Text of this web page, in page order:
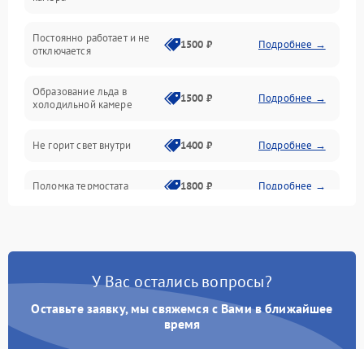
Постоянно работает и не
отключается
1500 ₽ Подробнее →
Образование льда в
холодильной камере
1500 ₽ Подробнее →
Не горит свет внутри 1400 ₽ Подробнее →
Поломка термостата 1800 ₽ Подробнее →
Образование конденсата
1800 ₽ Подробнее →
У Вас остались вопросы?
Оставьте заявку, мы свяжемся с Вами в ближайшее
время